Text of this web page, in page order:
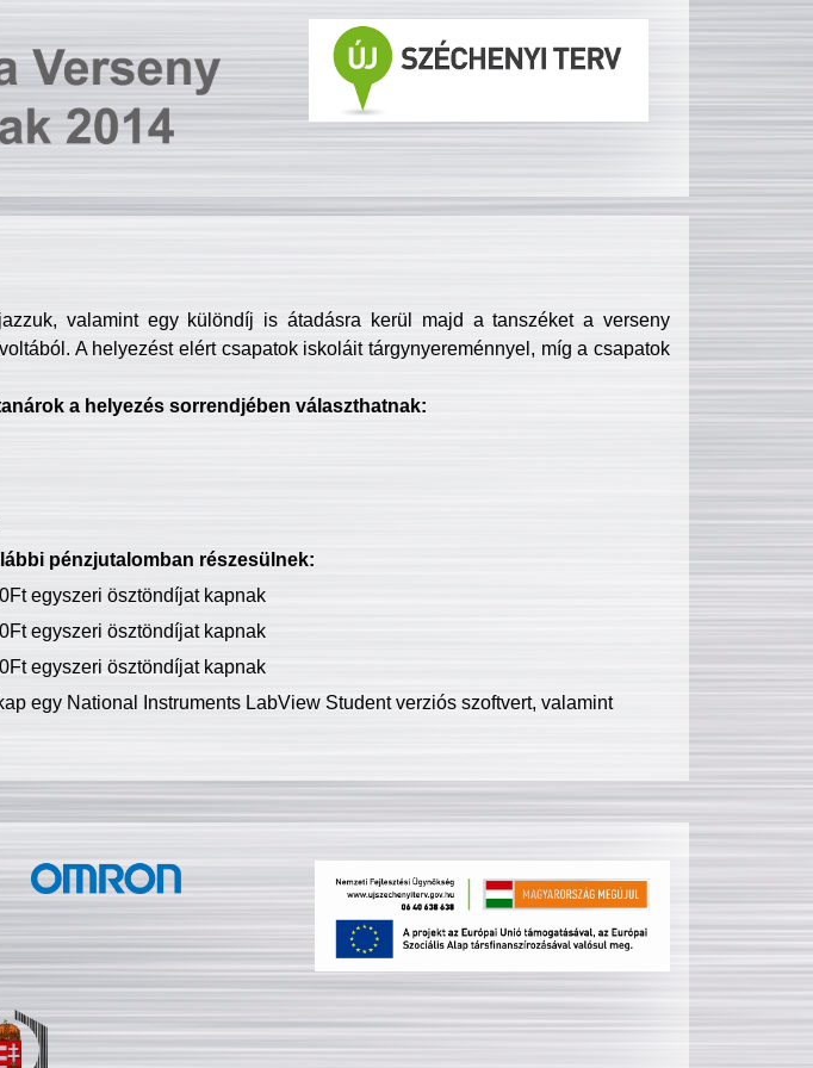
valamint egy különdíj is átadásra kerül majd a tanszéket a verseny
A helyezést elért csapatok iskoláit tárgynyereménnyel, míg a csapatok
a helyezés sorrendjében választhatnak:
pénzjutalomban részesülnek:
egyszeri ösztöndíjat kapnak
egyszeri ösztöndíjat kapnak
egyszeri ösztöndíjat kapnak
egy National Instruments LabView Student verziós szoftvert, valamint